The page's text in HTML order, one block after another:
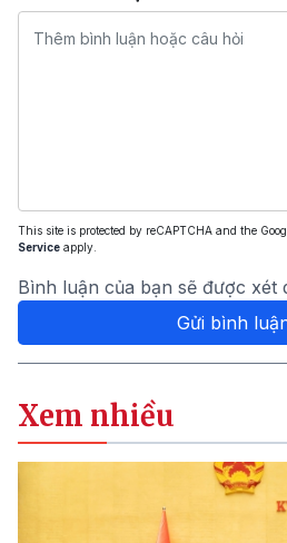
This site is protected by reCAPTCHA and the
Service apply.
Bình luận của bạn sẽ được xét
Gửi bình
Xem nhiều